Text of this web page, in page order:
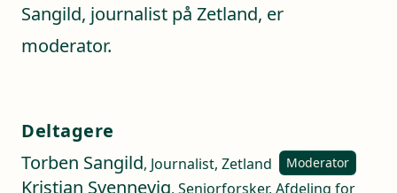
Sangild, journalist på Zetland, er
moderator.
Deltagere
Torben Sangild, Journalist, Zetland Moderator
Kristian Svennevig, Seniorforsker, Afdeling for